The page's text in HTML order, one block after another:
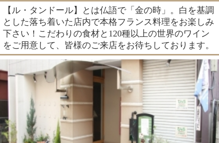
【ル・タンドール】とは仏語で「金の時」。白を基調
とした落ち着いた店内で本格フランス料理をお楽しみ
下さい！こだわりの食材と120種以上の世界のワイン
をご用意して、皆様のご来店をお待ちしております。